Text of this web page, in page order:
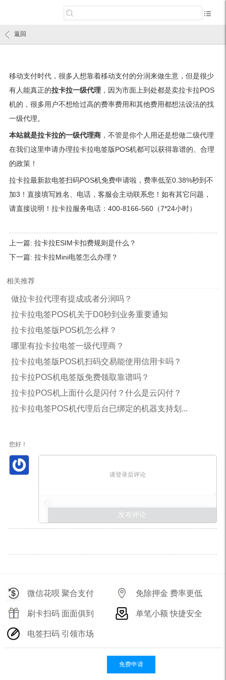
返回
移动支付时代，很多人想靠着移动支付的分润来做生意，但是很少
有人能真正的拉卡拉一级代理，因为市面上到处都是卖拉卡拉POS
机的，很多用户不想给过高的费率费用和其他费用都想法设法的找
一级代理。
本站就是拉卡拉的一级代理商，不管是你个人用还是想做二级代理
在我们这里申请办理拉卡拉电签版POS机都可以获得靠谱的、合理
的政策！
拉卡拉最新款电签扫码POS机免费申请啦，费率低至0.38%秒到不
加3！直接填写姓名、电话，客服会主动联系您！如有其它问题，
请直接说明！拉卡拉服务电话：400-8166-560（7*24小时）
上一篇: 拉卡拉ESIM卡扣费规则是什么？
下一篇: 拉卡拉Mini电签怎么办理？
相关推荐
做拉卡拉代理有提成或者分润吗？
拉卡拉电签POS机关于D0秒到业务重要通知
拉卡拉电签版POS机怎么样？
哪里有拉卡拉电签一级代理商？
拉卡拉电签版POS机扫码交易能使用信用卡吗？
拉卡拉POS机电签版免费领取靠谱吗？
拉卡拉POS机上面什么是闪付？什么是云闪付？
拉卡拉电签POS机代理后台已绑定的机器支持划...
您好！
请登录后评论
微信花呗 聚合支付 免除押金 费率更低
刷卡扫码 面面俱到 单笔小额 快捷安全
电签扫码 引领市场
免费申请